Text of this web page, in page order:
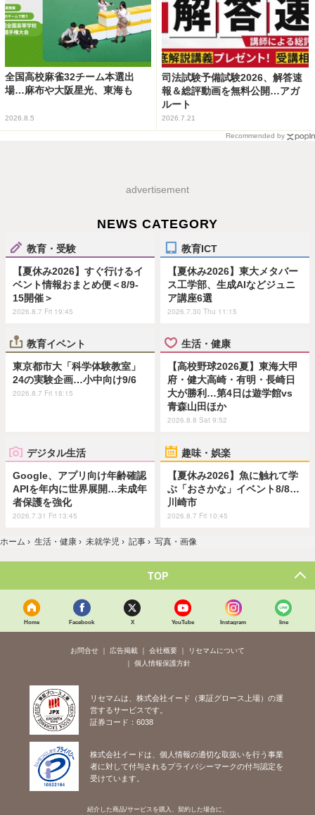
全国高校麻雀32チーム本選出
場…麻布や大阪星光、東海も
2026.8.5
司法試験予備試験2026、解答速
報＆総評動画を無料公開…アガ
ルート
2026.7.21
Recommended by
advertisement
NEWS CATEGORY
教育・受験
【夏休み2026】すぐ行けるイ
ベント情報おまとめ便＜8/9-
15開催＞
2026.8.7 Fri 19:45
教育ICT
【夏休み2026】東大メタバー
ス工学部、生成AIなどジュニ
ア講座6選
2026.7.30 Thu 11:15
教育イベント
東京都市大「科学体験教室」
24の実験企画…小中向け9/6
2026.8.7 Fri 18:15
生活・健康
【高校野球2026夏】東海大甲
府・健大高崎・有明・長崎日
大が勝利…第4日は遊学館vs
青森山田ほか
2026.8.8 Sat 9:52
デジタル生活
Google、アプリ向け年齢確認
APIを年内に世界展開…未成年
者保護を強化
2026.7.31 Fri 13:45
趣味・娯楽
【夏休み2026】魚に触れて学
ぶ「おさかな」イベント8/8…
川崎市
2026.8.7 Fri 10:45
ホーム › 生活・健康 › 未就学児 › 記事 › 写真・画像
TOP
Home Facebook X YouTube Instagram line
お問合せ 広告掲載 会社概要
リセマムについて
個人情報保護方針
リセマムは、株式会社イード（東証グロース上場）の運
営するサービスです。
証券コード：6038
株式会社イードは、個人情報の適切な取扱いを行う事業
者に対して付与されるプライバシーマークの付与認定を
受けています。
紹介した商品/サービスを購入、契約した場合に、